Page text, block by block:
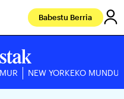
Babestu Berria
NEW YORKEKO